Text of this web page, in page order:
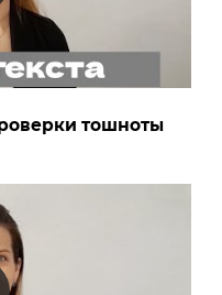
тошноты